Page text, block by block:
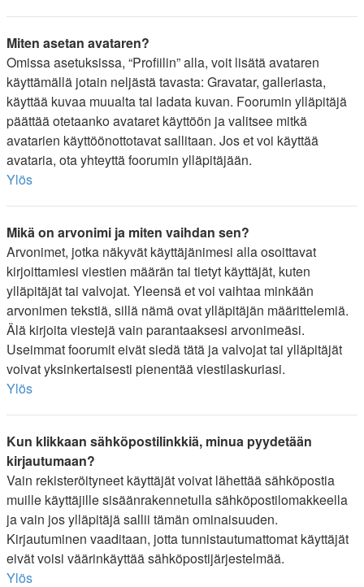
Miten asetan avataren?
Omissa asetuksissa, “Profiilin” alla, voit lisätä avataren
käyttämällä jotain neljästä tavasta: Gravatar, galleriasta,
käyttää kuvaa muualta tai ladata kuvan. Foorumin ylläpitäjä
päättää otetaanko avataret käyttöön ja valitsee mitkä
avatarien käyttöönottotavat sallitaan. Jos et voi käyttää
avataria, ota yhteyttä foorumin ylläpitäjään.
Ylös
Mikä on arvonimi ja miten vaihdan sen?
Arvonimet, jotka näkyvät käyttäjänimesi alla osoittavat
kirjoittamiesi viestien määrän tai tietyt käyttäjät, kuten
ylläpitäjät tai valvojat. Yleensä et voi vaihtaa minkään
arvonimen tekstiä, sillä nämä ovat ylläpitäjän määrittelemiä.
Älä kirjoita viestejä vain parantaaksesi arvonimeäsi.
Useimmat foorumit eivät siedä tätä ja valvojat tai ylläpitäjät
voivat yksinkertaisesti pienentää viestilaskuriasi.
Ylös
Kun klikkaan sähköpostilinkkiä, minua pyydetään
kirjautumaan?
Vain rekisteröityneet käyttäjät voivat lähettää sähköpostia
muille käyttäjille sisäänrakennetulla sähköpostilomakkeella
ja vain jos ylläpitäjä sallii tämän ominaisuuden.
Kirjautuminen vaaditaan, jotta tunnistautumattomat käyttäjät
eivät voisi väärinkäyttää sähköpostijärjestelmää.
Ylös